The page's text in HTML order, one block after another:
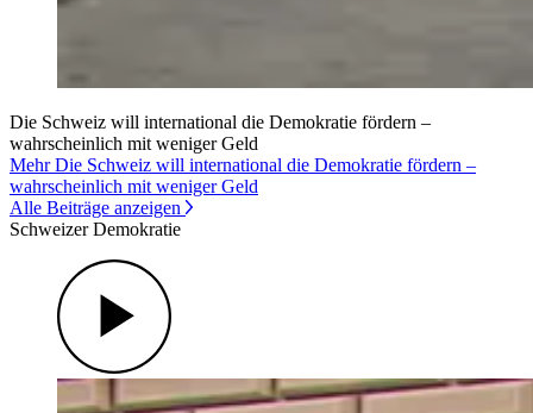
Die Schweiz will international die Demokratie fördern –
wahrscheinlich mit weniger Geld
Mehr Die Schweiz will international die Demokratie fördern –
wahrscheinlich mit weniger Geld
Alle Beiträge anzeigen
Schweizer Demokratie